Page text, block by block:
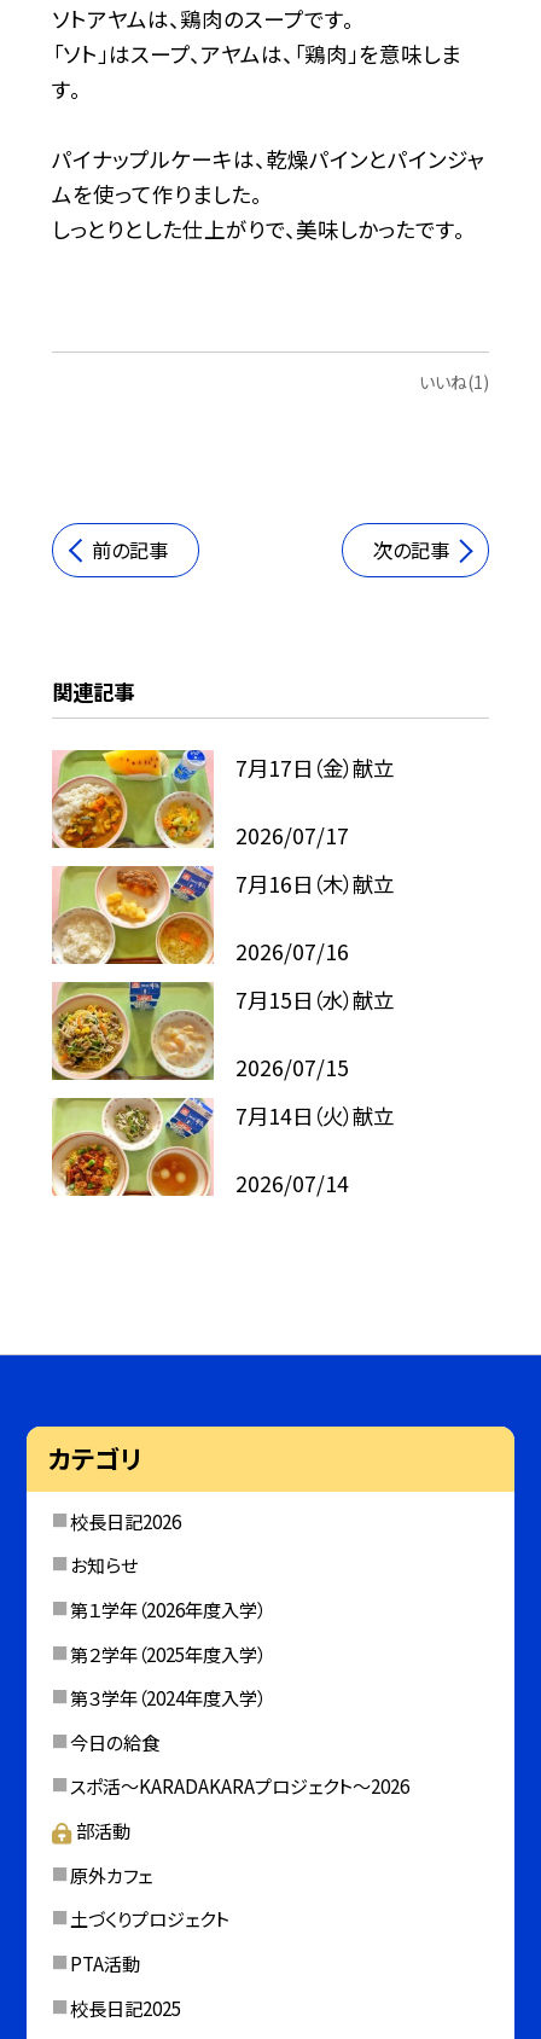
ソトアヤムは、鶏肉のスープです。
「ソト」はスープ、アヤムは、「鶏肉」を意味しま
す。
パイナップルケーキは、乾燥パインとパインジャ
ムを使って作りました。
しっとりとした仕上がりで、美味しかったです。
いいね(1)
前の記事 次の記事
関連記事
7月17日（金）献立
2026/07/17
7月16日（木）献立
2026/07/16
7月15日（水）献立
2026/07/15
7月14日（火）献立
2026/07/14
カテゴリ
校長日記2026
お知らせ
第１学年（2026年度入学）
第２学年（2025年度入学）
第３学年（2024年度入学）
今日の給食
スポ活～KARADAKARAプロジェクト～2026
部活動
原外カフェ
土づくりプロジェクト
PTA活動
校長日記2025